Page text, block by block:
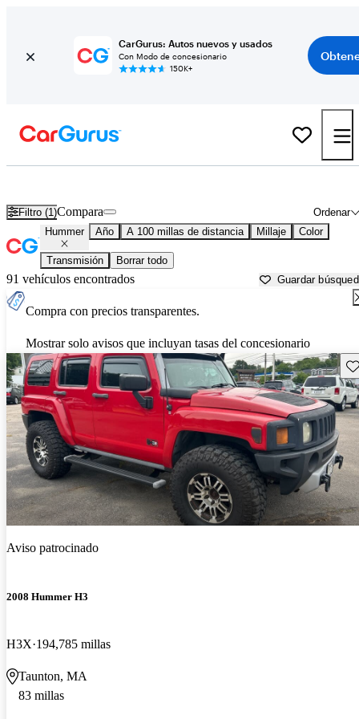
CarGurus: Autos nuevos y usados
Con Modo de concesionario
150K+
Filtro (1) Ordenar
Compara
Hummer Año A 100 millas de distancia Millaje Color
Transmisión Borrar todo
91 vehículos encontrados Guardar
Compra con precios transparentes.
Mostrar solo avisos que incluyan tasas del concesionario
Aviso patrocinado
2008 Hummer H3
H3X 194,785 millas
Taunton, MA
83 millas